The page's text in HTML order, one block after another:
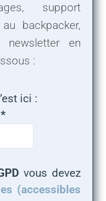
support
backpacker,
en
:
ici :
*
vous devez
(accessibles